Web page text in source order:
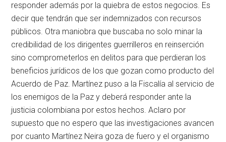
responder además por la quiebra de estos negocios. Es
decir que tendrán que ser indemnizados con recursos
públicos. Otra maniobra que buscaba no solo minar la
credibilidad de los dirigentes guerrilleros en reinserción
sino comprometerlos en delitos para que perdieran los
beneficios jurídicos de los que gozan como producto del
Acuerdo de Paz. Martínez puso a la Fiscalía al servicio de
los enemigos de la Paz y deberá responder ante la
justicia colombiana por estos hechos. Aclaro por
supuesto que no espero que las investigaciones avancen
por cuanto Martínez Neira goza de fuero y el organismo